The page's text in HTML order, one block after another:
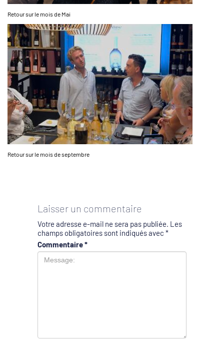
Retour sur le mois de Mai
Retour sur le mois de septembre
Laisser un commentaire
Votre adresse e-mail ne sera pas publiée. Les
champs obligatoires sont indiqués avec *
Commentaire*